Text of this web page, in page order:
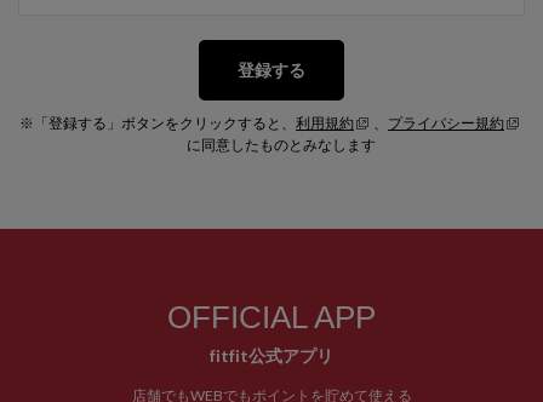
登録する
※「登録する」ボタンをクリックすると、 利用規約 、 プライバシー規約
に同意したものとみなします
OFFICIAL APP
fitfit公式アプリ
店舗でもWEBでもポイントを貯めて使える